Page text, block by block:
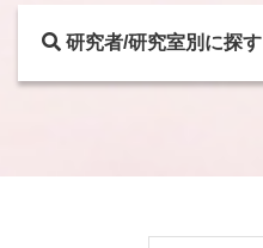
研究者/研究室別に探す